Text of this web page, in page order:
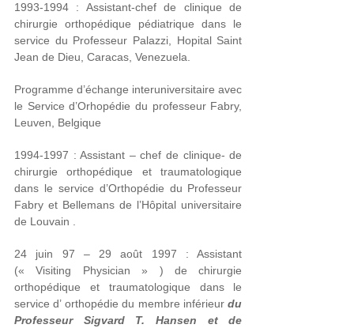
1993-1994 : Assistant-chef de clinique de
chirurgie orthopédique pédiatrique dans le
service du Professeur Palazzi, Hopital Saint
Jean de Dieu, Caracas, Venezuela.
Programme d’échange interuniversitaire avec
le Service d’Orhopédie du professeur Fabry,
Leuven, Belgique
1994-1997 : Assistant – chef de clinique- de
chirurgie orthopédique et traumatologique
dans le service d’Orthopédie du Professeur
Fabry et Bellemans de l’Hôpital universitaire
de Louvain .
24 juin 97 – 29 août 1997 : Assistant
(« Visiting Physician » ) de chirurgie
orthopédique et traumatologique dans le
service d’ orthopédie du membre inférieurdu
Professeur Sigvard T. Hansen et de